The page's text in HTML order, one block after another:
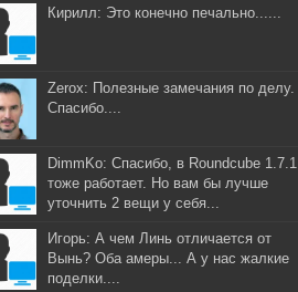
Кирилл: Это конечно печально......
Zerox: Полезные замечания по делу.
Спасибо....
DimmKo: Спасибо, в Roundcube 1.7.1
тоже работает. Но вам бы лучше
уточнить 2 вещи у себя...
Игорь: А чем Линь отличается от
Вынь? Оба амеры... А у нас жалкие
поделки....